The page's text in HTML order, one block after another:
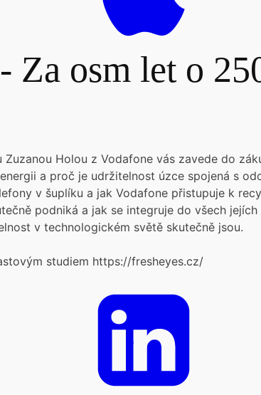
Za osm let o
Holou z Vodafone vás zavede do
a proč je udržitelnost úzce spojená s
v šuplíku a jak Vodafone přistupuje k
podniká a jak se integruje do všech
v technologickém světě skutečně jsou.
studiem https://fresheyes.cz/